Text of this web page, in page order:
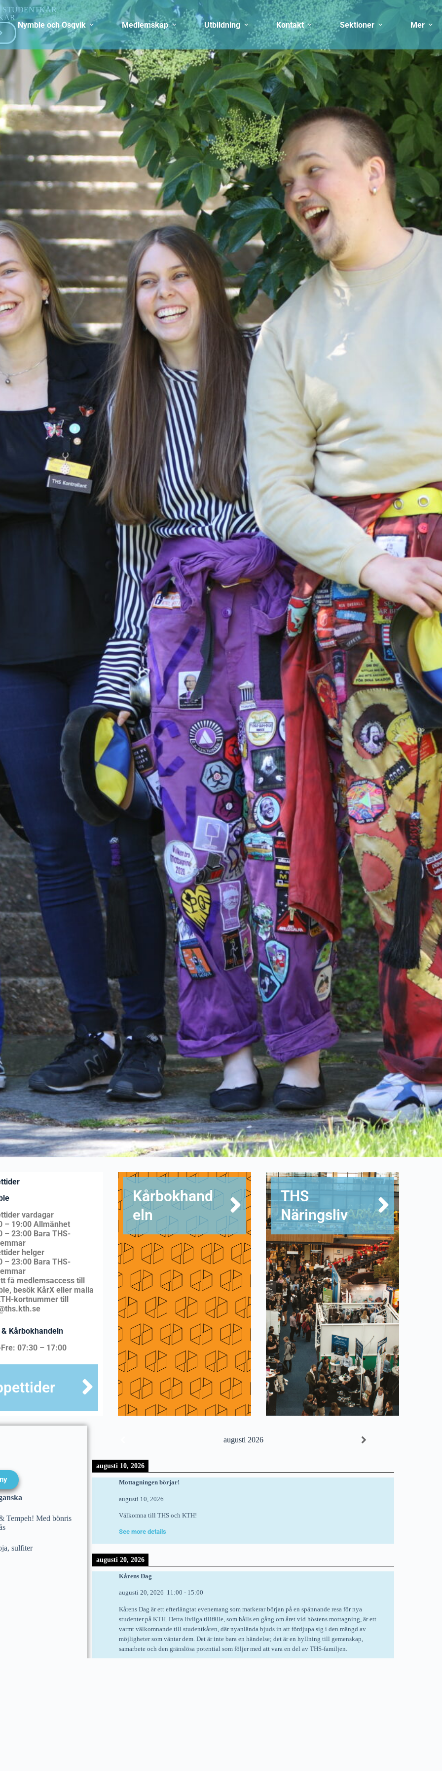
Nymble och Osqvik Medlemskap Utbildning Kontakt Sektioner Mer
STUDENTKÅR
vardagar
– 19:00 Allmänhet
– 23:00 Bara THS-
helger
– 23:00 Bara THS-
få medlemsaccess till
besök KårX eller maila
kortnummer till
& Kårbokhandeln
07:30 – 17:00
Kårbokhand
eln
THS
Näringsliv
Tempeh! Med bönris
sulfiter
augusti 2026
augusti 10, 2026
Mottagningen börjar!
augusti 10, 2026
Välkomna till THS och KTH!
See more details
augusti 20, 2026
Kårens Dag
augusti 20, 2026 11:00 - 15:00
Kårens Dag är ett efterlängtat evenemang som markerar början på en spännande resa för nya
studenter på KTH. Detta livliga tillfälle, som hålls en gång om året vid höstens mottagning, är ett
varmt välkomnande till studentkåren, där nyanlända bjuds in att fördjupa sig i den mängd av
möjligheter som väntar dem. Det är inte bara en händelse; det är en hyllning till gemenskap,
samarbete och den gränslösa potential som följer med att vara en del av THS-familjen.